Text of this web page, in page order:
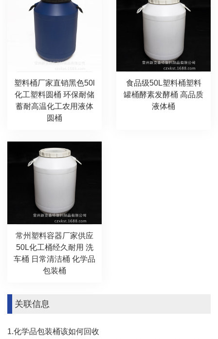
塑料桶厂家直销黑色50l
化工塑料圆桶 环保耐储
蓄耐高温化工农用液体
圆桶
食品级50L塑料桶塑料
罐桶酵素发酵桶 高品质
液体桶
常州塑料容器厂家供应
50L化工桶经久耐用 洗
车桶 日常清洁桶 化学品
包装桶
关联信息
1.化学品包装桶该如何回收